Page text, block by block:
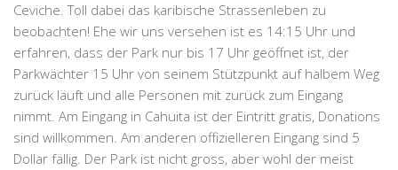
Ceviche. Toll dabei das karibische Strassenleben zu
beobachten! Ehe wir uns versehen ist es 14:15 Uhr und
erfahren, dass der Park nur bis 17 Uhr geöffnet ist, der
Parkwächter 15 Uhr von seinem Stützpunkt auf halbem Weg
zurück läuft und alle Personen mit zurück zum Eingang
nimmt. Am Eingang in Cahuita ist der Eintritt gratis, Donations
sind willkommen. Am anderen offizielleren Eingang sind 5
Dollar fällig. Der Park ist nicht gross, aber wohl der meist